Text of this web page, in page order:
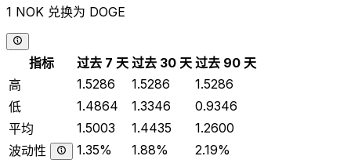
1 NOK 兑换为 DOGE
指标 过去 7 天 过去 30 天 过去 90 天
高
1.5286 1.5286
1.5286
低
1.4864 1.3346
0.9346
平均
1.5003 1.4435
1.2600
波动性
1.35% 1.88% 2.19%